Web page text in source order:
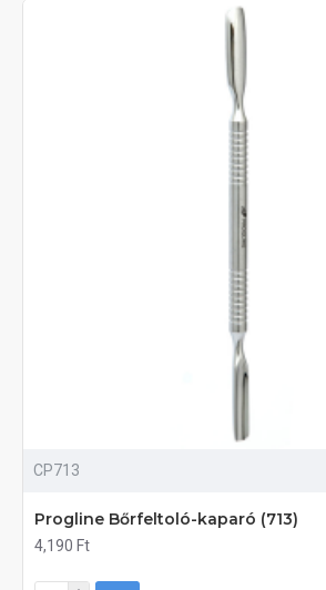
CP713
Progline Bőrfeltoló-kaparó (713)
4,190 Ft